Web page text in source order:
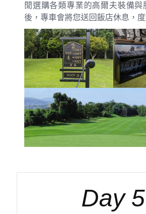
閒選購各類專業的高爾夫裝備與
後，專車會將您送回飯店休息，
Day 5